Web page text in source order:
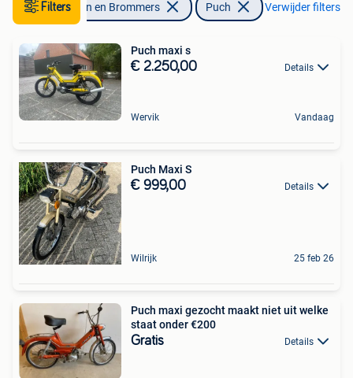
FiltersFietsen en Brommers Puch Verwijder filters
Puch maxi s
€ 2.250,00 Details
Wervik Vandaag
Puch Maxi S
€ 999,00 Details
Wilrijk 25 feb 26
Puch maxi gezocht maakt niet uit welke
staat onder €200
Gratis Details